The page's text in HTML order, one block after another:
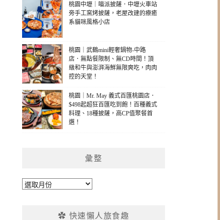
桃園中壢｜喵派披薩．中壢火車站
旁手工窯烤披薩，老屋改建的療癒
系貓咪風格小店
桃園｜武鶴mini輕奢鍋物-中路
店．無點餐限制、無CD時間！頂
級和牛與澎湃海鮮無限爽吃，肉肉
控的天堂！
桃園｜Mr. May 義式百匯桃園店．
$498起超狂百匯吃到飽！百種義式
料理、18種披薩，高CP值聚餐首
選！
彙整
彙
✿ 快速懶人旅食趣